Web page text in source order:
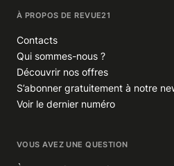
À PROPOS DE REVUE21
Contacts
Qui sommes-nous ?
Découvrir nos offres
S’abonner gratuitement à notre
Voir le dernier numéro
VOUS AVEZ UNE QUESTION